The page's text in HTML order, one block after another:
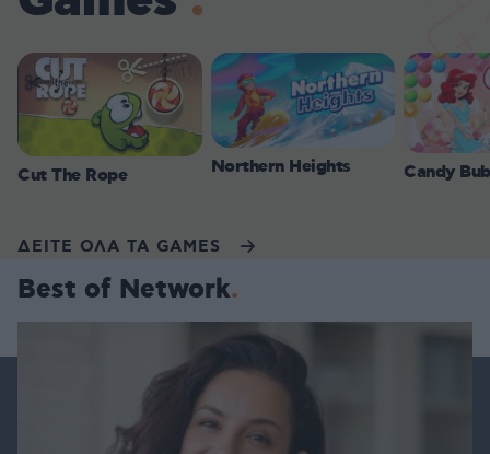
Cut The Rope Northern Heights Candy
ΔΕΙΤΕ ΟΛΑ ΤΑ GAMES
Best of Network